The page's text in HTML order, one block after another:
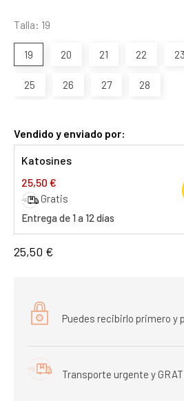
Talla: 19
19 20 21 22 23
25 26 27 28
Vendido y enviado por:
Katosines
25,50 €
Gratis
Entrega de 1 a 12 días
25,50 €
Puedes recibirlo primero y
Transporte urgente y